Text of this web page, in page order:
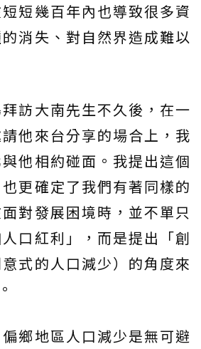
短幾百年內也導致很多資
消失、對自然界造成難以
拜訪大南先生不久後，在一
他來台分享的場合上，我
與他相約碰面。我提出這個
更確定了我們有著同樣的
對發展困境時，並不單只
口紅利」，而是提出「創
式的人口減少）的角度來
鄉地區人口減少是無可避